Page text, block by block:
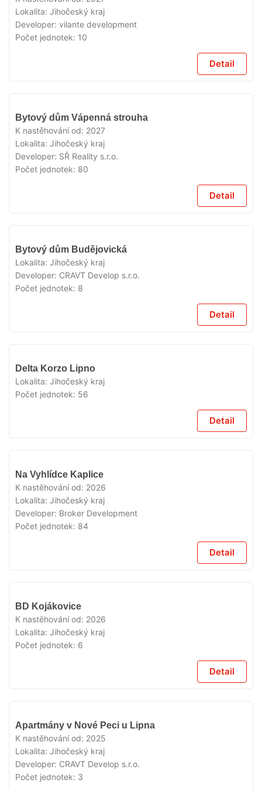
Lokalita: Jihočeský kraj
Developer: vilante development
Počet jednotek: 10
Detail
Bytový dům Vápenná strouha
K nastěhování od: 2027
Lokalita: Jihočeský kraj
Developer: SŘ Reality s.r.o.
Počet jednotek: 80
Detail
Bytový dům Budějovická
Lokalita: Jihočeský kraj
Developer: CRAVT Develop s.r.o.
Počet jednotek: 8
Detail
Delta Korzo Lipno
Lokalita: Jihočeský kraj
Počet jednotek: 56
Detail
Na Vyhlídce Kaplice
K nastěhování od: 2026
Lokalita: Jihočeský kraj
Developer: Broker Development
Počet jednotek: 84
Detail
BD Kojákovice
K nastěhování od: 2026
Lokalita: Jihočeský kraj
Počet jednotek: 6
Detail
Apartmány v Nové Peci u Lipna
K nastěhování od: 2025
Lokalita: Jihočeský kraj
Developer: CRAVT Develop s.r.o.
Počet jednotek: 3